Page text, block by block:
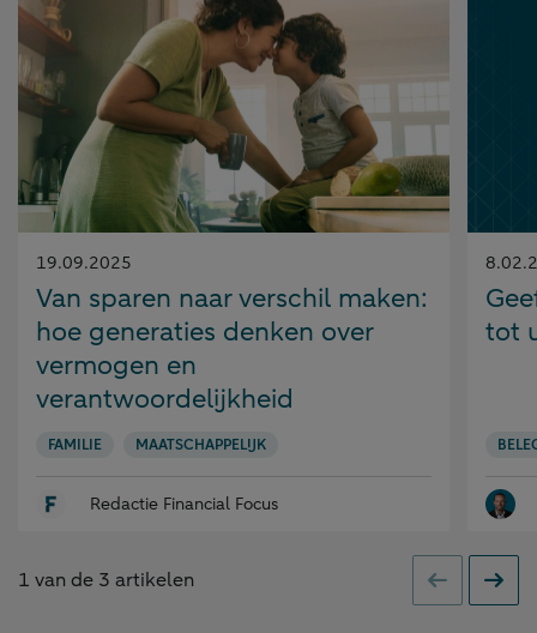
Gepubliceerd
op:
19.09.2025
Van sparen naar verschil maken:
hoe generaties denken over
vermogen en
verantwoordelijkheid
FAMILIE MAATSCHAPPELIJK
Redactie Financial Focus
op:
tot
1 van de 3 artikelen Vorige